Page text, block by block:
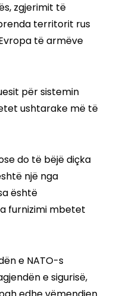
zgjerimit të
territorit rus
të armëve
për sistemin
ushtarake më të
do të bëjë diçka
një nga
është
furnizimi mbetet
e NATO-s
e sigurisë,